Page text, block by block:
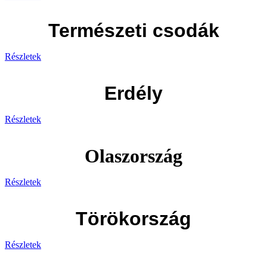
Természeti csodák
Részletek
Erdély
Részletek
Olaszország
Részletek
Törökország
Részletek